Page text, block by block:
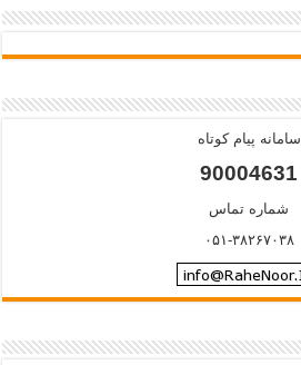
سامانه پیام کوتاه
90004631
شماره تماس
۰۵۱-۳۸۲۶۷۰۳۸